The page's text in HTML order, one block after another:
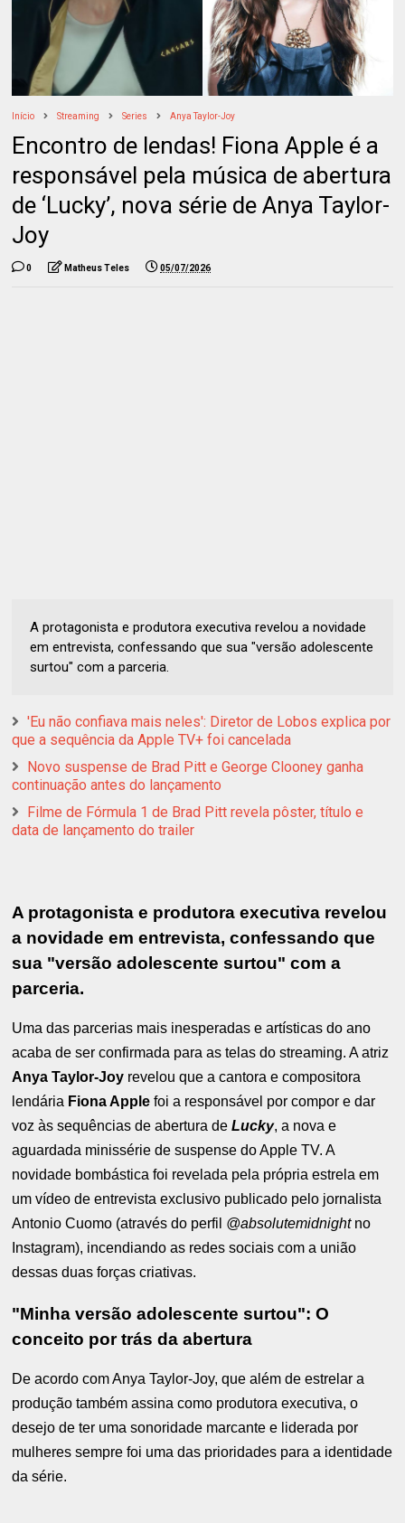
Início Streaming Series Anya Taylor-Joy
Encontro de lendas! Fiona Apple é a
responsável pela música de abertura
de ‘Lucky’, nova série de Anya Taylor-
Joy
0 Matheus Teles 05/07/2026
A protagonista e produtora executiva revelou a novidade
em entrevista, confessando que sua "versão adolescente
surtou" com a parceria.
'Eu não confiava mais neles': Diretor de Lobos explica por
que a sequência da Apple TV+ foi cancelada
Novo suspense de Brad Pitt e George Clooney ganha
continuação antes do lançamento
Filme de Fórmula 1 de Brad Pitt revela pôster, título e
data de lançamento do trailer
A protagonista e produtora executiva revelou
a novidade em entrevista, confessando que
sua "versão adolescente surtou" com a
parceria.
Uma das parcerias mais inesperadas e artísticas do ano
acaba de ser confirmada para as telas do streaming. A atriz
Anya Taylor-Joy revelou que a cantora e compositora
lendária Fiona Apple foi a responsável por compor e dar
voz às sequências de abertura deLucky, a nova e
aguardada minissérie de suspense do Apple TV. A
novidade bombástica foi revelada pela própria estrela em
um vídeo de entrevista exclusivo publicado pelo jornalista
Antonio Cuomo (através do perfil @absolutemidnightno
Instagram), incendiando as redes sociais com a união
dessas duas forças criativas.
"Minha versão adolescente surtou": O
conceito por trás da abertura
De acordo com Anya Taylor-Joy, que além de estrelar a
produção também assina como produtora executiva, o
desejo de ter uma sonoridade marcante e liderada por
mulheres sempre foi uma das prioridades para a identidade
da série.